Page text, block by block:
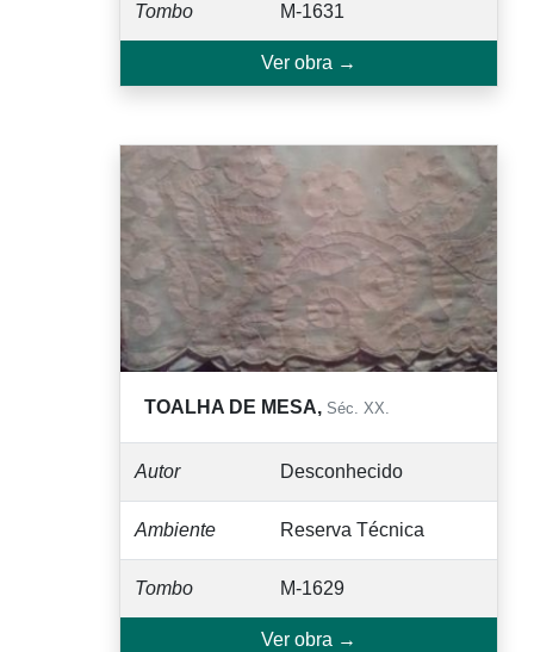
Tombo M-1631
Ver obra →
TOALHA DE MESA, Séc. XX.
Autor Desconhecido
Ambiente Reserva Técnica
Tombo M-1629
Ver obra →